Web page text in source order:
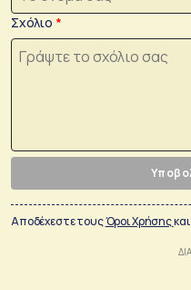
Σχόλιο
Αποδέχεστε τουςΌροι Χρήσης